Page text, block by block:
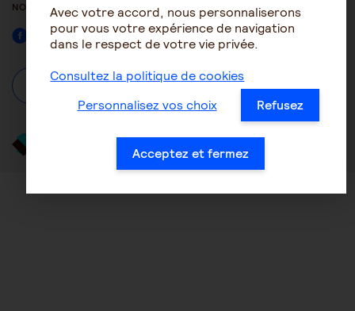
NOUS SUIVRE
Facebook
À propos Se connecter / S'inscrire
Avec votre accord, nous personnaliserons
pour vous votre expérience de navigation
dans le respect de votre vie privée.
Consultez la politique de cookies
Personnalisez vos choix
Refusez
Acceptez et fermez